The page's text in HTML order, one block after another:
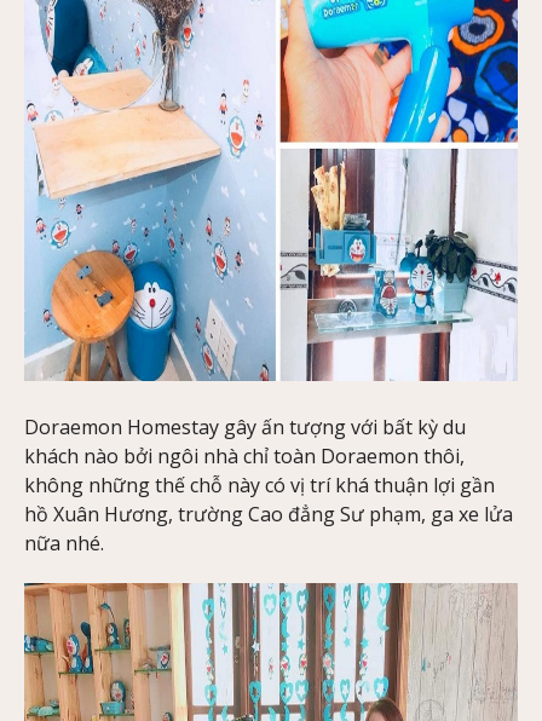
Doraemon Homestay gây ấn tượng với bất kỳ du
khách nào bởi ngôi nhà chỉ toàn Doraemon thôi,
không những thế chỗ này có vị trí khá thuận lợi gần
hồ Xuân Hương, trường Cao đẳng Sư phạm, ga xe lửa
nữa nhé.